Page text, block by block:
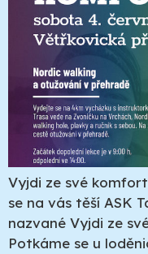
Vyjdi ze své
se na vás těší ASK
nazvané Vyjdi ze
Potkáme se u